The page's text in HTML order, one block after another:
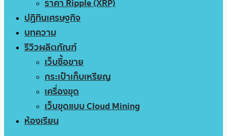
ราคา Ripple (XRP)
ปฏิทินเศรษฐกิจ
บทความ
รีวิวผลิตภัณฑ์
เว็บซื้อขาย
กระเป๋าเก็บเหรียญ
เครื่องขุด
เว็บขุดแบบ Cloud Mining
ห้องเรียน